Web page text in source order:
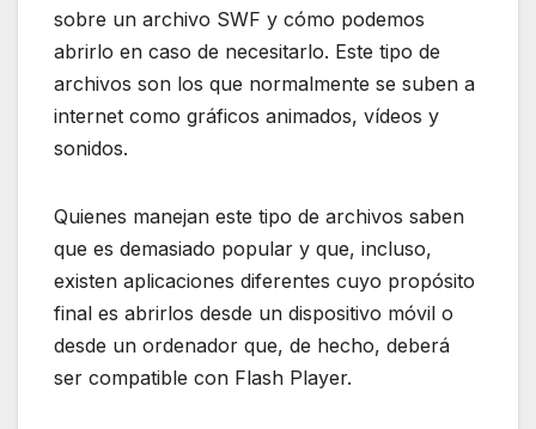
sobre un archivo SWF y cómo podemos
abrirlo en caso de necesitarlo. Este tipo de
archivos son los que normalmente se suben a
internet como gráficos animados, vídeos y
sonidos.
Quienes manejan este tipo de archivos saben
que es demasiado popular y que, incluso,
existen aplicaciones diferentes cuyo propósito
final es abrirlos desde un dispositivo móvil o
desde un ordenador que, de hecho, deberá
ser compatible con Flash Player.